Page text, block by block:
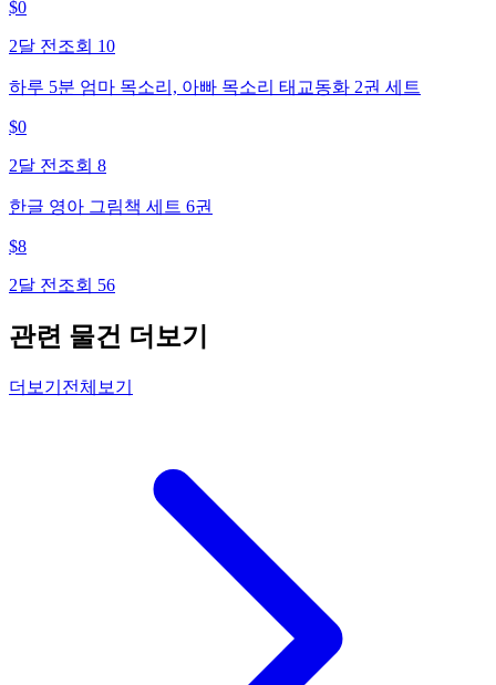
$0
2달 전 조회 10
하루 5분 엄마 목소리, 아빠 목소리 태교동화 2권 세트
$0
2달 전 조회 8
한글 영아 그림책 세트 6권
$8
2달 전 조회 56
관련 물건 더보기
더보기 전체보기